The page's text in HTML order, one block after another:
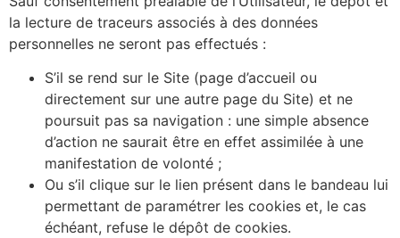
la lecture de traceurs associés à des données
personnelles ne seront pas effectués :
S’il se rend sur le Site (page d’accueil ou
directement sur une autre page du Site) et ne
poursuit pas sa navigation : une simple absence
d’action ne saurait être en effet assimilée à une
manifestation de volonté ;
Ou s’il clique sur le lien présent dans le bandeau lui
permettant de paramétrer les cookies et, le cas
échéant, refuse le dépôt de cookies.